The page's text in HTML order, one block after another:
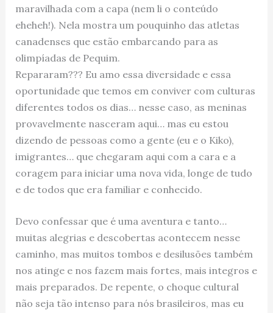
maravilhada com a capa (nem li o conteúdo
eheheh!). Nela mostra um pouquinho das atletas
canadenses que estão embarcando para as
olimpíadas de Pequim.
Repararam??? Eu amo essa diversidade e essa
oportunidade que temos em conviver com culturas
diferentes todos os dias… nesse caso, as meninas
provavelmente nasceram aqui… mas eu estou
dizendo de pessoas como a gente (eu e o Kiko),
imigrantes… que chegaram aqui com a cara e a
coragem para iniciar uma nova vida, longe de tudo
e de todos que era familiar e conhecido.
Devo confessar que é uma aventura e tanto…
muitas alegrias e descobertas acontecem nesse
caminho, mas muitos tombos e desilusões também
nos atinge e nos fazem mais fortes, mais integros e
mais preparados. De repente, o choque cultural
não seja tão intenso para nós brasileiros, mas eu